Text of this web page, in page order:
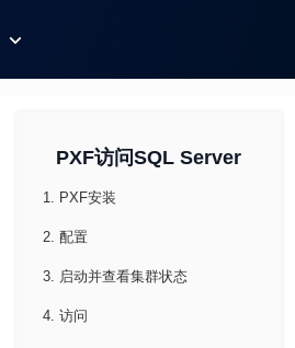
PXF访问SQL Server
1. PXF安装
2. 配置
3. 启动并查看集群状态
4. 访问